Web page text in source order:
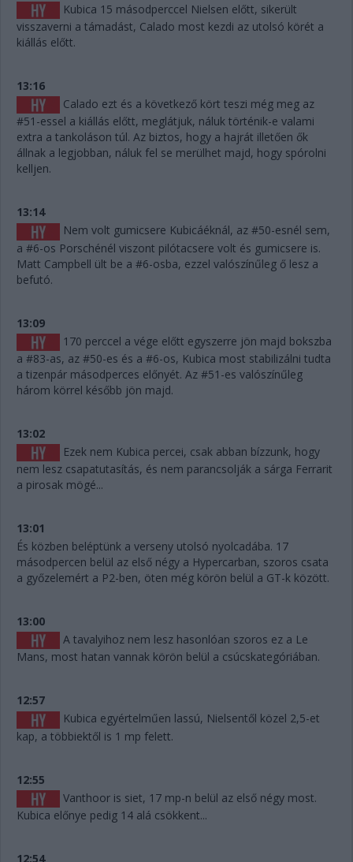
Kubica 15 másodperccel Nielsen előtt, sikerült
visszaverni a támadást, Calado most kezdi az utolsó körét a
kiállás előtt.
13:16
Calado ezt és a következő kört teszi még meg az
#51-essel a kiállás előtt, meglátjuk, náluk történik-e valami
extra a tankoláson túl. Az biztos, hogy a hajrát illetően ők
állnak a legjobban, náluk fel se merülhet majd, hogy spórolni
kelljen.
13:14
Nem volt gumicsere Kubicáéknál, az #50-esnél sem,
a #6-os Porschénél viszont pilótacsere volt és gumicsere is.
Matt Campbell ült be a #6-osba, ezzel valószínűleg ő lesz a
befutó.
13:09
170 perccel a vége előtt egyszerre jön majd bokszba
a #83-as, az #50-es és a #6-os, Kubica most stabilizálni tudta
a tizenpár másodperces előnyét. Az #51-es valószínűleg
három körrel később jön majd.
13:02
Ezek nem Kubica percei, csak abban bízzunk, hogy
nem lesz csapatutasítás, és nem parancsolják a sárga Ferrarit
a pirosak mögé...
13:01
És közben beléptünk a verseny utolsó nyolcadába. 17
másodpercen belül az első négy a Hypercarban, szoros csata
a győzelemért a P2-ben, öten még körön belül a GT-k között.
13:00
A tavalyihoz nem lesz hasonlóan szoros ez a Le
Mans, most hatan vannak körön belül a csúcskategóriában.
12:57
Kubica egyértelműen lassú, Nielsentől közel 2,5-et
kap, a többiektől is 1 mp felett.
12:55
Vanthoor is siet, 17 mp-n belül az első négy most.
Kubica előnye pedig 14 alá csökkent...
12:54